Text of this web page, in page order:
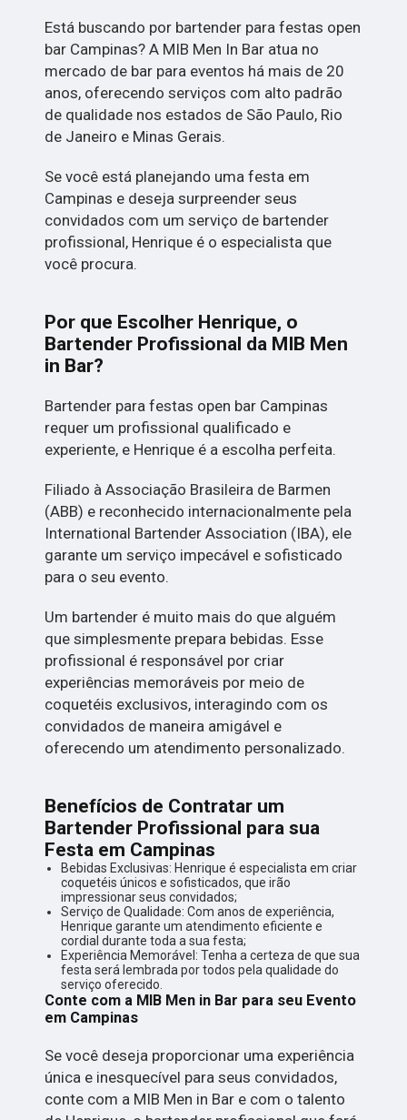
Está buscando por bartender para festas open
bar Campinas? A MIB Men In Bar atua no
mercado de bar para eventos há mais de 20
anos, oferecendo serviços com alto padrão
de qualidade nos estados de São Paulo, Rio
de Janeiro e Minas Gerais.
Se você está planejando uma festa em
Campinas e deseja surpreender seus
convidados com um serviço de bartender
profissional, Henrique é o especialista que
você procura.
Por que Escolher Henrique, o
Bartender Profissional da MIB Men
in Bar?
Bartender para festas open bar Campinas
requer um profissional qualificado e
experiente, e Henrique é a escolha perfeita.
Filiado à Associação Brasileira de Barmen
(ABB) e reconhecido internacionalmente pela
International Bartender Association (IBA), ele
garante um serviço impecável e sofisticado
para o seu evento.
Um bartender é muito mais do que alguém
que simplesmente prepara bebidas. Esse
profissional é responsável por criar
experiências memoráveis por meio de
coquetéis exclusivos, interagindo com os
convidados de maneira amigável e
oferecendo um atendimento personalizado.
Benefícios de Contratar um
Bartender Profissional para sua
Festa em Campinas
Bebidas Exclusivas: Henrique é especialista em criar
coquetéis únicos e sofisticados, que irão
impressionar seus convidados;
Serviço de Qualidade: Com anos de experiência,
Henrique garante um atendimento eficiente e
cordial durante toda a sua festa;
Experiência Memorável: Tenha a certeza de que sua
festa será lembrada por todos pela qualidade do
serviço oferecido.
Conte com a MIB Men in Bar para seu Evento
em Campinas
Se você deseja proporcionar uma experiência
única e inesquecível para seus convidados,
conte com a MIB Men in Bar e com o talento